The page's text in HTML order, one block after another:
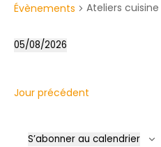
Évènements Ateliers cuisine
05/08/2026
date.
Jour précédent
S’abonner au calendrier